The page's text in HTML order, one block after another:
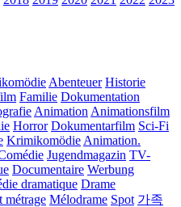
Abenteuer Historie
Familie Dokumentation
Animation Animationsfilm
Horror Dokumentarfilm Sci-Fi
Krimikomödie Animation.
Jugendmagazin TV-
Documentaire Werbung
dramatique Drame
métrage Mélodrame Spot 가족